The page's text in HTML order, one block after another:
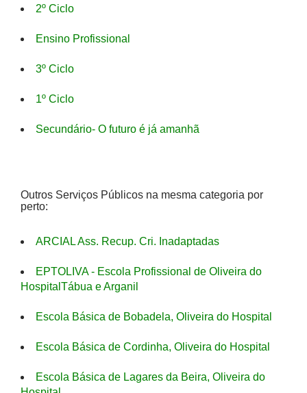
2º Ciclo
Ensino Profissional
3º Ciclo
1º Ciclo
Secundário- O futuro é já amanhã
Outros Serviços Públicos na mesma categoria por
perto:
ARCIAL Ass. Recup. Cri. Inadaptadas
EPTOLIVA - Escola Profissional de Oliveira do
HospitalTábua e Arganil
Escola Básica de Bobadela, Oliveira do Hospital
Escola Básica de Cordinha, Oliveira do Hospital
Escola Básica de Lagares da Beira, Oliveira do